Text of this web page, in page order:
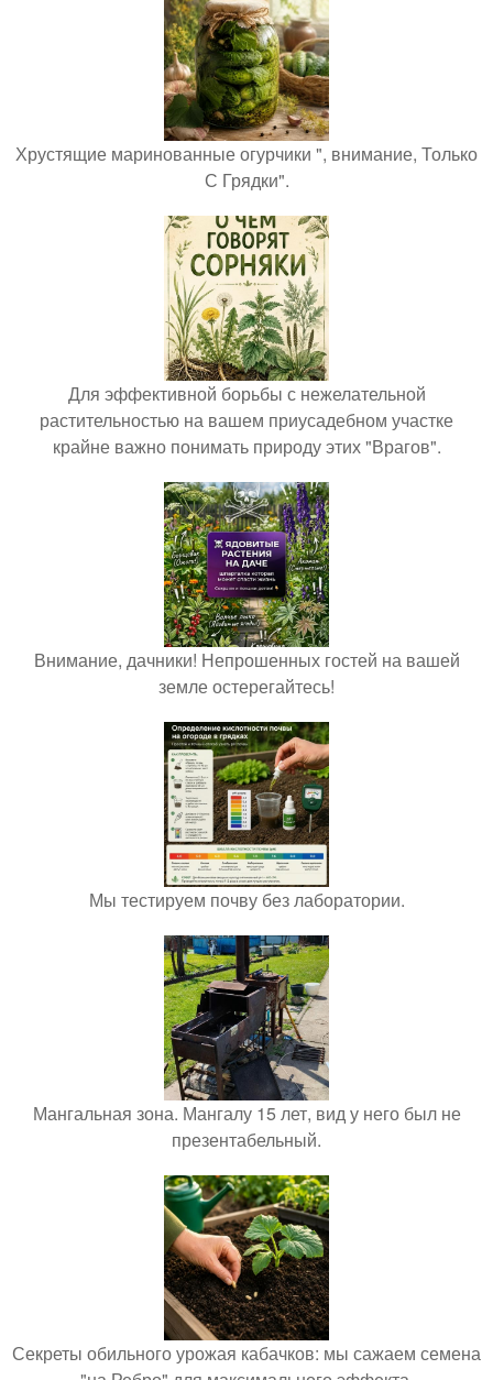
Хрустящие маринованные огурчики ", внимание, Только
С Грядки".
Для эффективной борьбы с нежелательной
растительностью на вашем приусадебном участке
крайне важно понимать природу этих "Врагов".
Внимание, дачники! Непрошенных гостей на вашей
земле остерегайтесь!
Мы тестируем почву без лаборатории.
Мангальная зона. Мангалу 15 лет, вид у него был не
презентабельный.
Секреты обильного урожая кабачков: мы сажаем семена